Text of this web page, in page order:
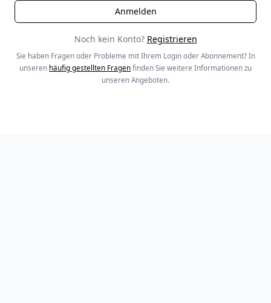
Noch kein Konto? Registrieren
Sie haben Fragen oder Probleme mit Ihrem Login oder Abonnement? In
unseren häufig gestellten Fragen finden Sie weitere Informationen zu
unseren Angeboten.